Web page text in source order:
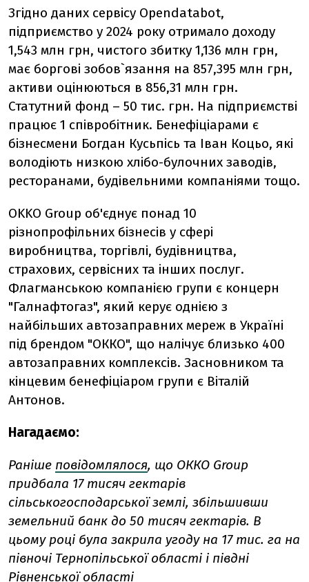
Згідно даних сервісу Opendatabot,
підприємство у 2024 року отримало доходу
1,543 млн грн, чистого збитку 1,136 млн грн,
має боргові зобов`язання на 857,395 млн грн,
активи оцінюються в 856,31 млн грн.
Статутний фонд – 50 тис. грн. На підприємстві
працює 1 співробітник. Бенефіціарами є
бізнесмени Богдан Кусьпісь та Іван Коцьо, які
володіють низкою хлібо-булочних заводів,
ресторанами, будівельними компаніями тощо.
OKKO Group об'єднує понад 10
різнопрофільних бізнесів у сфері
виробництва, торгівлі, будівництва,
страхових, сервісних та інших послуг.
Флагманською компанією групи є концерн
"Галнафтогаз", який керує однією з
найбільших автозаправних мереж в Україні
під брендом "ОККО", що налічує близько 400
автозаправних комплексів. Засновником та
кінцевим бенефіціаром групи є Віталій
Антонов.
Нагадаємо:
Раніше повідомлялося, що OККО Group
придбала 17 тисяч гектарів
сільськогосподарської землі, збільшивши
земельний банк до 50 тисяч гектарів. В
цьому році була закрила угоду на 17 тис. га на
півночі Тернопільської області і півдні
Рівненської області